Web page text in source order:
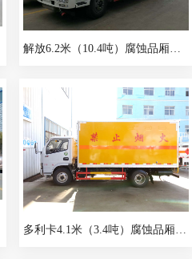
多利卡4.1米（3.4吨）腐蚀品厢式车